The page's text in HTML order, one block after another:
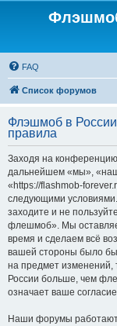
FAQ
Список форумов
Флэшмоб в
правила
Заходя на
дальнейшем «мы»,
«https://flashmob-
следующими
заходите и не
флешмоб». Мы
время и сделаем всё
вашей стороны было бы
на предмет изменений,
России больше, чем
означает ваше
Наши форумы работают